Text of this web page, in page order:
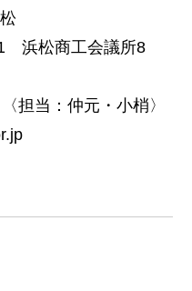
浜松商工会議所8
当：仲元・小梢〉